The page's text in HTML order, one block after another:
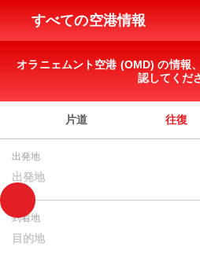
すべての空港情報
オラニェムント空港 (OMD) の情報
認してくだ
片道 往復
出発地
出発地
到着地
目的地